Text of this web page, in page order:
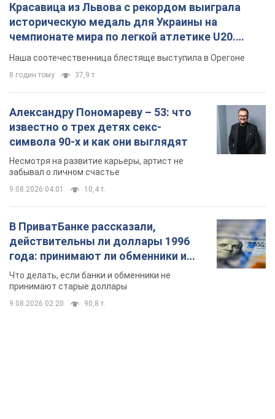
Красавица из Львова с рекордом выиграла
историческую медаль для Украины на
чемпионате мира по легкой атлетике U20.
Видео
Наша соотечественница блестяще выступила в Орегоне
8 годин тому 37,9 т.
Александру Пономареву – 53: что
известно о трех детях секс-
символа 90-х и как они выглядят
Несмотря на развитие карьеры, артист не
забывал о личном счастье
9.08.2026 04:01 10,4 т.
В ПриватБанке рассказали,
действительны ли доллары 1996
года: принимают ли обменники и
банки такие купюры
Что делать, если банки и обменники не
принимают старые доллары
9.08.2026 02:20 90,8 т.